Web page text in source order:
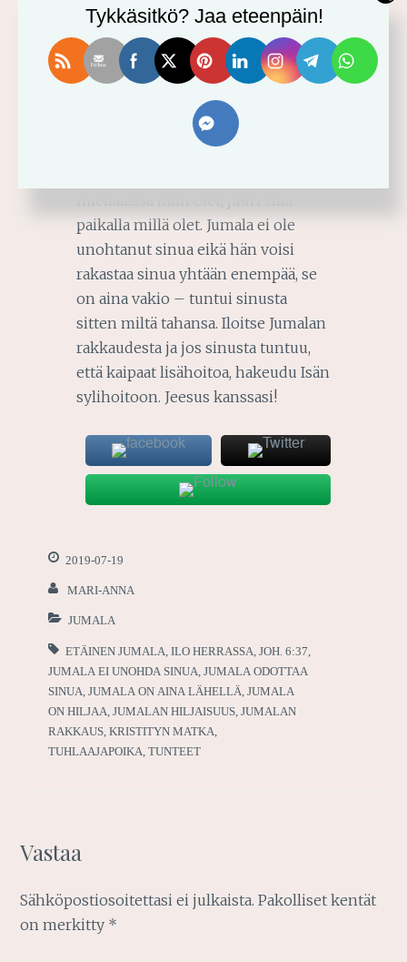
Rakas ystävä! Muista, että olet
Jumalan silmäterä! Kun sisäistät
tämän tosiasian, elämäsi muutuu
paremmaksi. Silloin kohtelet itseäsi
lempeämmin ja arvostavammin,
sillä Jumalan silmäterää ei saa
kohdella miten tahansa! Ole
paikalla millä olet. Jumala ei ole
unohtanut sinua eikä hän voisi
rakastaa sinua yhtään enempää, se
on aina vakio – tuntui sinusta
sitten miltä tahansa. Iloitse Jumalan
rakkaudesta ja jos sinusta tuntuu,
että kaipaat lisähoitoa, hakeudu Isän
sylihoitoon. Jeesus kanssasi!
2019-07-19
MARI-ANNA
JUMALA
ETÄINEN JUMALA ,ILO HERRASSA ,JOH. 6:37
JUMALA EI UNOHDA SINUA ,JUMALA ODOTTAA
SINUA ,JUMALA ON AINA LÄHELLÄ ,JUMALA
ON HILJAA ,JUMALAN HILJAISUUS ,JUMALAN
RAKKAUS ,KRISTITYN MATKA
TUHLAAJAPOIKA ,TUNTEET
Vastaa
Sähköpostiosoitettasi ei julkaista. Pakolliset kentät
on merkitty *
Tykkäsitkö? Jaa eteenpäin!